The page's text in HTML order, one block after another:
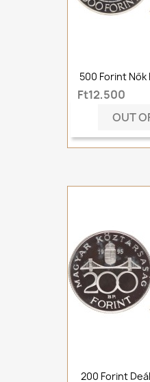
500 Forint Nők
Ft12,500
OUT
200 Forint